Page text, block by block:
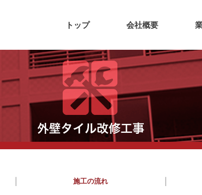
トップ 会社概要
施工の流れ